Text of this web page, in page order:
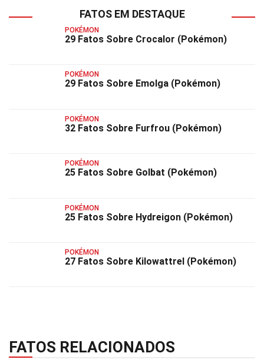
FATOS EM DESTAQUE
POKÉMON
29 Fatos Sobre Crocalor (Pokémon)
POKÉMON
29 Fatos Sobre Emolga (Pokémon)
POKÉMON
32 Fatos Sobre Furfrou (Pokémon)
POKÉMON
25 Fatos Sobre Golbat (Pokémon)
POKÉMON
25 Fatos Sobre Hydreigon (Pokémon)
POKÉMON
27 Fatos Sobre Kilowattrel (Pokémon)
FATOS RELACIONADOS